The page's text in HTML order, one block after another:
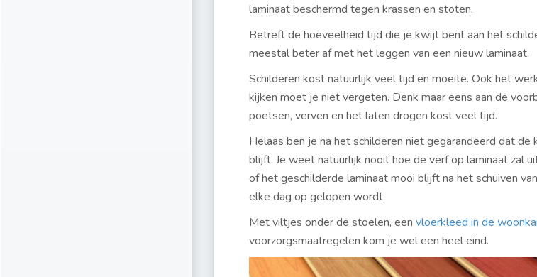
laminaat beschermd tegen krassen en stoten.
Betreft de hoeveelheid tijd die je kwijt bent aan het
meestal beter af met het leggen van een nieuw laminaat.
Schilderen kost natuurlijk veel tijd en moeite. Ook het
kijken moet je niet vergeten. Denk maar eens aan de
poetsen, verven en het laten drogen kost veel tijd.
Helaas ben je na het schilderen niet gegarandeerd dat
blijft. Je weet natuurlijk nooit hoe de verf op laminaat zal
of het geschilderde laminaat mooi blijft na het schuiven
elke dag op gelopen wordt.
Met viltjes onder de stoelen, een vloerkleed in de
voorzorgsmaatregelen kom je wel een heel eind.